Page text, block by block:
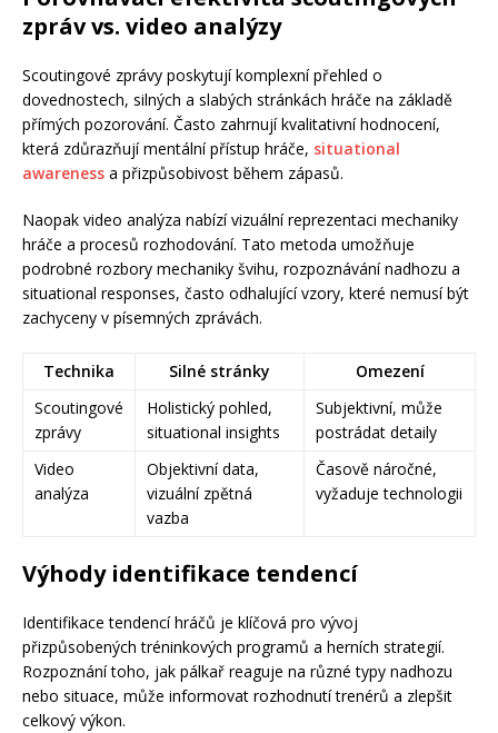
zpráv vs. video analýzy
Scoutingové zprávy poskytují komplexní přehled o
dovednostech, silných a slabých stránkách hráče na základě
přímých pozorování. Často zahrnují kvalitativní hodnocení,
která zdůrazňují mentální přístup hráče, situational
awareness a přizpůsobivost během zápasů.
Naopak video analýza nabízí vizuální reprezentaci mechaniky
hráče a procesů rozhodování. Tato metoda umožňuje
podrobné rozbory mechaniky švihu, rozpoznávání nadhozu a
situational responses, často odhalující vzory, které nemusí být
zachyceny v písemných zprávách.
Technika Silné stránky
Omezení
Scoutingové
zprávy
Holistický pohled,
situational insights
Subjektivní, může
postrádat detaily
Video
analýza
Objektivní data,
vizuální zpětná
vazba
Časově náročné,
vyžaduje technologii
Výhody identifikace tendencí
Identifikace tendencí hráčů je klíčová pro vývoj
přizpůsobených tréninkových programů a herních strategií.
Rozpoznání toho, jak pálkař reaguje na různé typy nadhozu
nebo situace, může informovat rozhodnutí trenérů a zlepšit
celkový výkon.